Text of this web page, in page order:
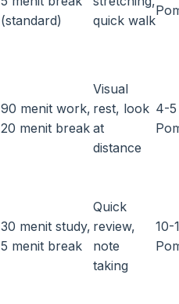
(standard)
quick walk
90 menit work,
20 menit break
Visual
rest, look
at
distance
4-5
30 menit study,
5 menit break
Quick
review,
note
taking
10-